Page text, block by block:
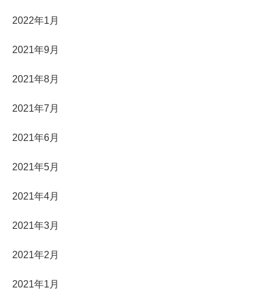
2022年1月
2021年9月
2021年8月
2021年7月
2021年6月
2021年5月
2021年4月
2021年3月
2021年2月
2021年1月